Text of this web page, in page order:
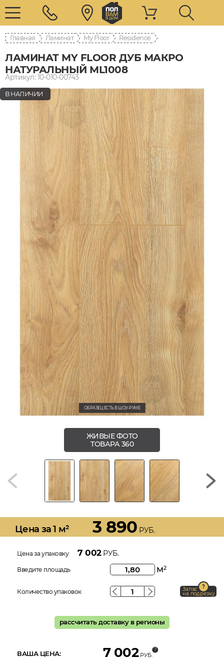
Главная Ламинат My Floor Residence
ЛАМИНАТ MY FLOOR ДУБ МАКРО
НАТУРАЛЬНЫЙ ML1008
Артикул: 10-010-00743
В НАЛИЧИИ
ОБРАЗЕЦ ЕСТЬ В ШОУ-РУМЕ
ЖИВЫЕ ФОТО
ТОВАРА 360
Цена за 1 м² 3 890 РУБ.
Цена за упаковку 7 002РУБ.
Введите площадь м2
Количество упаковок Запас
на подрезку
рассчитать доставку в регионы
ВАША ЦЕНА: 7 002 РУБ.